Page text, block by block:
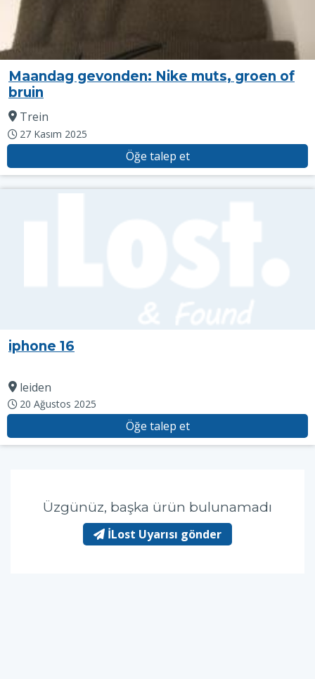
Maandag gevonden: Nike muts, groen of
bruin
Trein
27 Kasım 2025
Öğe talep et
iphone 16
leiden
20 Ağustos 2025
Öğe talep et
Üzgünüz, başka ürün bulunamadı
İLost Uyarısı gönder